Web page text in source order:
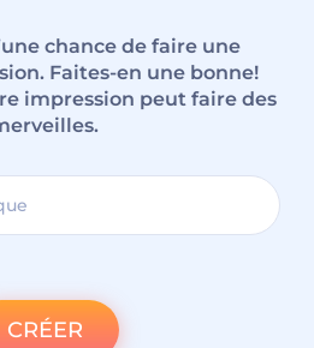
chance de faire une
Faites-en une bonne!
impression peut faire des
CRÉER